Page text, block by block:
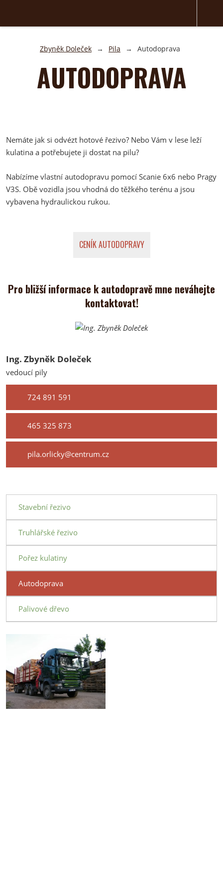
Zbyněk Doleček Pila Autodoprava
AUTODOPRAVA
Nemáte jak si odvézt hotové řezivo? Nebo Vám v lese leží
kulatina a potřebujete ji dostat na pilu?
Nabízíme vlastní autodopravu pomocí Scanie 6x6 nebo Pragy
V3S. Obě vozidla jsou vhodná do těžkého terénu a jsou
vybavena hydraulickou rukou.
CENÍK AUTODOPRAVY
Pro bližší informace k autodopravě mne neváhejte
kontaktovat!
Ing. Zbyněk Doleček
vedoucí pily
724 891 591
465 325 873
pila.orlicky@centrum.cz
Stavební řezivo
Truhlářské řezivo
Pořez kulatiny
Autodoprava
Palivové dřevo